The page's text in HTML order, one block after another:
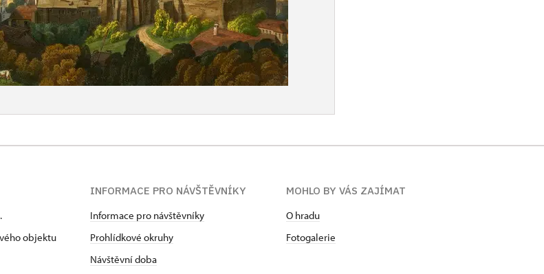
objektu
INFORMACE PRO NÁVŠTĚVNÍKY
Informace pro návštěvníky
Prohlídkové okruhy
Návštěvní doba
MOHLO BY VÁS ZAJÍMAT
O hradu
Fotogalerie